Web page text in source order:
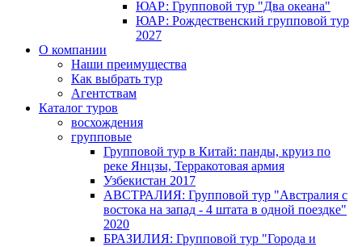
ЮАР: Групповой тур "Два океана"
ЮАР: Рождественский групповой тур
2027
О компании
Наши преимущества
Как выбрать тур
Агентствам
Каталог туров
восхождения
групповые
Групповой тур в Китай: панды, круиз по
реке Янцзы, Терракотовая армия
Узбекистан 2017
АВСТРАЛИЯ: Групповой тур "Австралия с
востока на запад - 4 штата в одной поездке"
2020
БРАЗИЛИЯ: Групповой тур "Города и